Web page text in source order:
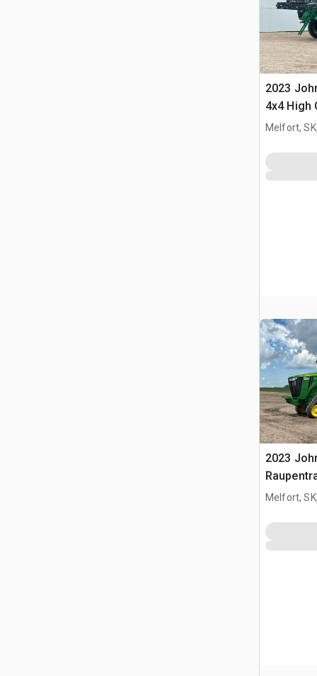
2023
4x4 High
Melfort,
2023
Melfort,